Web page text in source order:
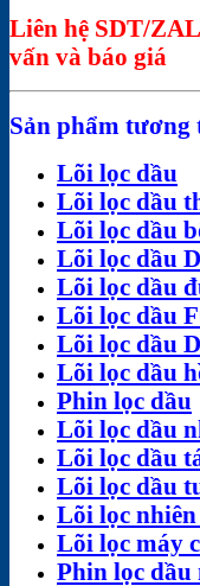
Liên hệ SDT/
vấn và báo giá
Sản phẩm tương
Lõi lọc dầu
Lõi lọc dầu
Lõi lọc dầu
Lõi lọc dầu
Lõi lọc dầu
Lõi lọc dầu
Lõi lọc dầu
Lõi lọc dầu
Phin lọc dầu
Lõi lọc dầu
Lõi lọc dầu
Lõi lọc dầu
Lõi lọc
Lõi lọc máy
Phin lọc dầu